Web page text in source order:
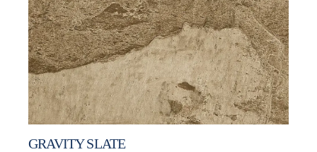
GRAVITY SLATE